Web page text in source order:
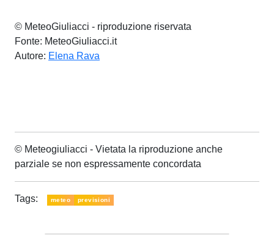
© MeteoGiuliacci - riproduzione riservata
Fonte: MeteoGiuliacci.it
Autore: Elena Rava
© Meteogiuliacci - Vietata la riproduzione anche
parziale se non espressamente concordata
Tags: meteo previsioni